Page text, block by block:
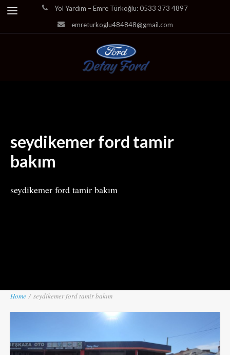
Yol Yardım – Emre Türkoğlu: 0533 373 4897
emreturkoglu484848@gmail.com
seydikemer ford tamir
bakım
seydikemer ford tamir bakım
Home / seydikemer ford tamir bakım